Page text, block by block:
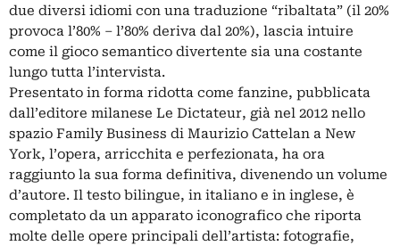
due diversi idiomi con una traduzione “ribaltata” (il 20%
provoca l’80% – l’80% deriva dal 20%), lascia intuire
come il gioco semantico divertente sia una costante
lungo tutta l’intervista.
Presentato in forma ridotta come fanzine, pubblicata
dall’editore milanese Le Dictateur, già nel 2012 nello
spazio Family Business di Maurizio Cattelan a New
York, l’opera, arricchita e perfezionata, ha ora
raggiunto la sua forma definitiva, divenendo un volume
d’autore. Il testo bilingue, in italiano e in inglese, è
completato da un apparato iconografico che riporta
molte delle opere principali dell’artista: fotografie,